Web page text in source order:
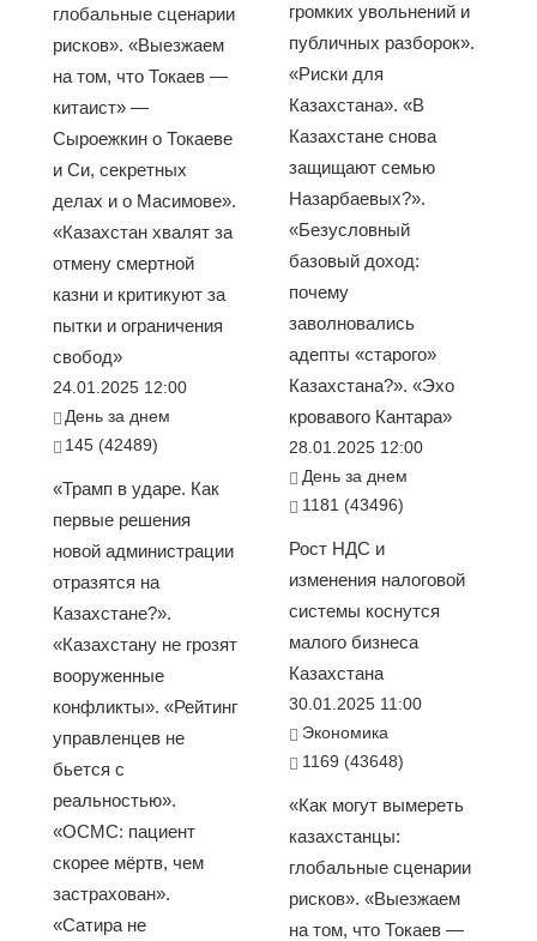
глобальные сценарии
рисков». «Выезжаем
на том, что Токаев —
китаист» —
Сыроежкин о Токаеве
и Си, секретных
делах и о Масимове».
«Казахстан хвалят за
отмену смертной
казни и критикуют за
пытки и ограничения
свобод»
24.01.2025 12:00
День за днем
145 (42489)
«Трамп в ударе. Как
первые решения
новой администрации
отразятся на
Казахстане?».
«Казахстану не грозят
вооруженные
конфликты». «Рейтинг
управленцев не
бьется с
реальностью».
«ОСМС: пациент
скорее мёртв, чем
застрахован».
«Сатира не
громких увольнений и
публичных разборок».
«Риски для
Казахстана». «В
Казахстане снова
защищают семью
Назарбаевых?».
«Безусловный
базовый доход:
почему
заволновались
адепты «старого»
Казахстана?». «Эхо
кровавого Кантара»
28.01.2025 12:00
День за днем
1181 (43496)
Рост НДС и
изменения налоговой
системы коснутся
малого бизнеса
Казахстана
30.01.2025 11:00
Экономика
1169 (43648)
«Как могут вымереть
казахстанцы:
глобальные сценарии
рисков». «Выезжаем
на том, что Токаев —